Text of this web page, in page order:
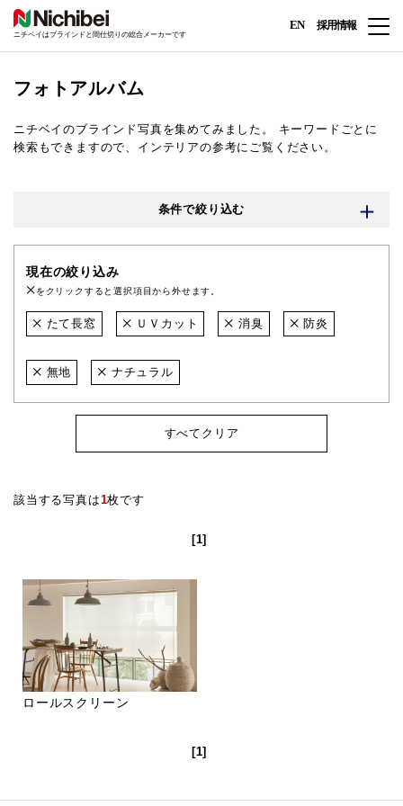
ニチベイはブラインドと間仕切りの総合メーカーです
EN 採用情報
フォトアルバム
ニチベイのブラインド写真を集めてみました。
キーワードごとに
検索もできますので、インテリアの参考にご覧ください。
条件で絞り込む
現在の絞り込み
をクリックすると選択項目から外せます。
たて長窓 ＵＶカット 消臭 防炎
無地 ナチュラル
すべてクリア
該当する写真は1枚です
[1]
ロールスクリーン
[1]